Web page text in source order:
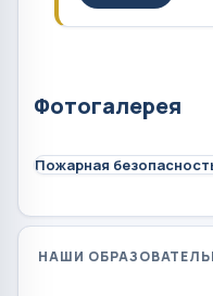
Фотогалерея
Пожарная
НАШИ